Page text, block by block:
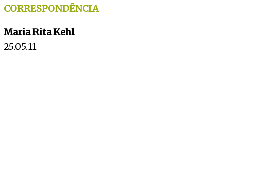
CORRESPONDÊNCIA
Maria Rita Kehl
25.05.11